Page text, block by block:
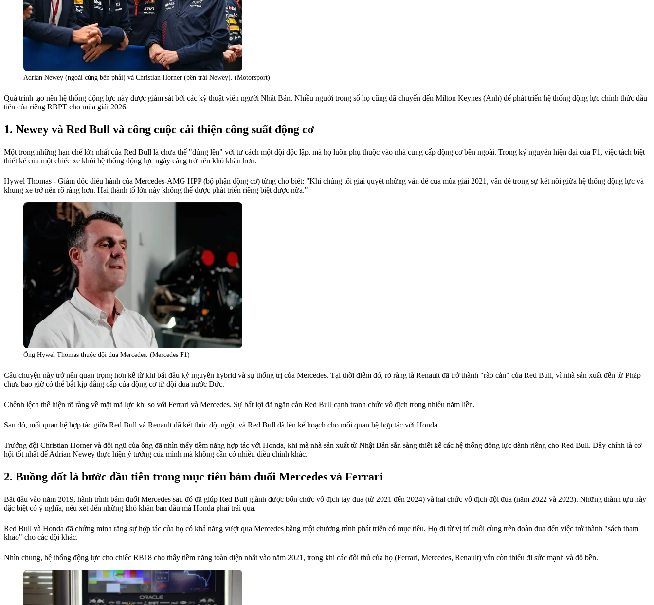
Adrian Newey (ngoài cùng bên phải) và Christian Horner (bên trái Newey). (Motorsport)
Quá trình tạo nên hệ thống động lực này được giám sát bởi các kỹ thuật viên người Nhật Bản. Nhiều người trong số họ cũng đã chuyển đến Milton Keynes (Anh) để phát triển hệ thống động lực chính thức đầu
tiên của riêng RBPT cho mùa giải 2026.
Newey và Red Bull và công cuộc cải thiện công suất động cơ
Một trong những hạn chế lớn nhất của Red Bull là chưa thể "đứng lên" với tư cách một đội độc lập, mà họ luôn phụ thuộc vào nhà cung cấp động cơ bên ngoài. Trong kỷ nguyên hiện đại của F1, việc tách biệt
thiết kế của một chiếc xe khỏi hệ thống động lực ngày càng trở nên khó khăn hơn.
Hywel Thomas - Giám đốc điều hành của Mercedes-AMG HPP (bộ phận động cơ) từng cho biết: "Khi chúng tôi giải quyết những vấn đề của mùa giải 2021, vấn đề trong sự kết nối giữa hệ thống động lực và
khung xe trở nên rõ ràng hơn. Hai thành tố lớn này không thể được phát triển riêng biệt được nữa."
Ông Hywel Thomas thuộc đội đua Mercedes. (Mercedes F1)
Câu chuyện này trở nên quan trọng hơn kể từ khi bắt đầu kỷ nguyên hybrid và sự thống trị của Mercedes. Tại thời điểm đó, rõ ràng là Renault đã trở thành "rào cản" của Red Bull, vì nhà sản xuất đến từ Pháp
chưa bao giờ có thể bắt kịp đẳng cấp của động cơ từ đội đua nước Đức.
Chênh lệch thể hiện rõ ràng về mặt mã lực khi so với Ferrari và Mercedes. Sự bất lợi đã ngăn cản Red Bull cạnh tranh chức vô địch trong nhiều năm liền.
Sau đó, mối quan hệ hợp tác giữa Red Bull và Renault đã kết thúc đột ngột, và Red Bull đã lên kế hoạch cho mối quan hệ hợp tác với Honda.
Trưởng đội Christian Horner và đội ngũ của ông đã nhìn thấy tiềm năng hợp tác với Honda, khi mà nhà sản xuất từ Nhật Bản sẵn sàng thiết kế các hệ thống động lực dành riêng cho Red Bull. Đây chính là cơ
hội tốt nhất để Adrian Newey thực hiện ý tưởng của mình mà không cần có nhiều điều chỉnh khác.
Buồng đốt là bước đầu tiên trong mục tiêu bám đuổi Mercedes và Ferrari
Bắt đầu vào năm 2019, hành trình bám đuổi Mercedes sau đó đã giúp Red Bull giành được bốn chức vô địch tay đua (từ 2021 đến 2024) và hai chức vô địch đội đua (năm 2022 và 2023). Những thành tựu này
đặc biệt có ý nghĩa, nếu xét đến những khó khăn ban đầu mà Honda phải trải qua.
Red Bull và Honda đã chứng minh rằng sự hợp tác của họ có khả năng vượt qua Mercedes bằng một chương trình phát triển có mục tiêu. Họ đi từ vị trí cuối cùng trên đoàn đua đến việc trở thành "sách tham
khảo" cho các đội khác.
Nhìn chung, hệ thống động lực cho chiếc RB18 cho thấy tiềm năng toàn diện nhất vào năm 2021, trong khi các đối thủ của họ (Ferrari, Mercedes, Renault) vẫn còn thiếu đi sức mạnh và độ bền.